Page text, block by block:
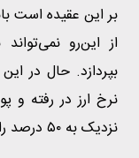
بر این عقیده است
از این‌رو
بپردازد. حال در
نرخ ارز در رفته و
نزدیک به ۵۰ درصد را تجربه کرده است؟